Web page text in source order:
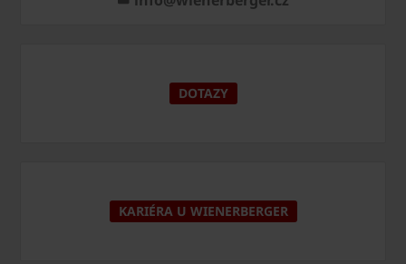
DOTAZY
KARIÉRA U WIENERBERGER